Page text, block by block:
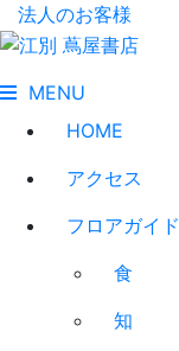
法人のお客様
MENU
HOME
アクセス
フロアガイド
食
知